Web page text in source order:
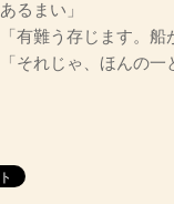
あるまい」
「有難う存じます。
「それじゃ、ほんの